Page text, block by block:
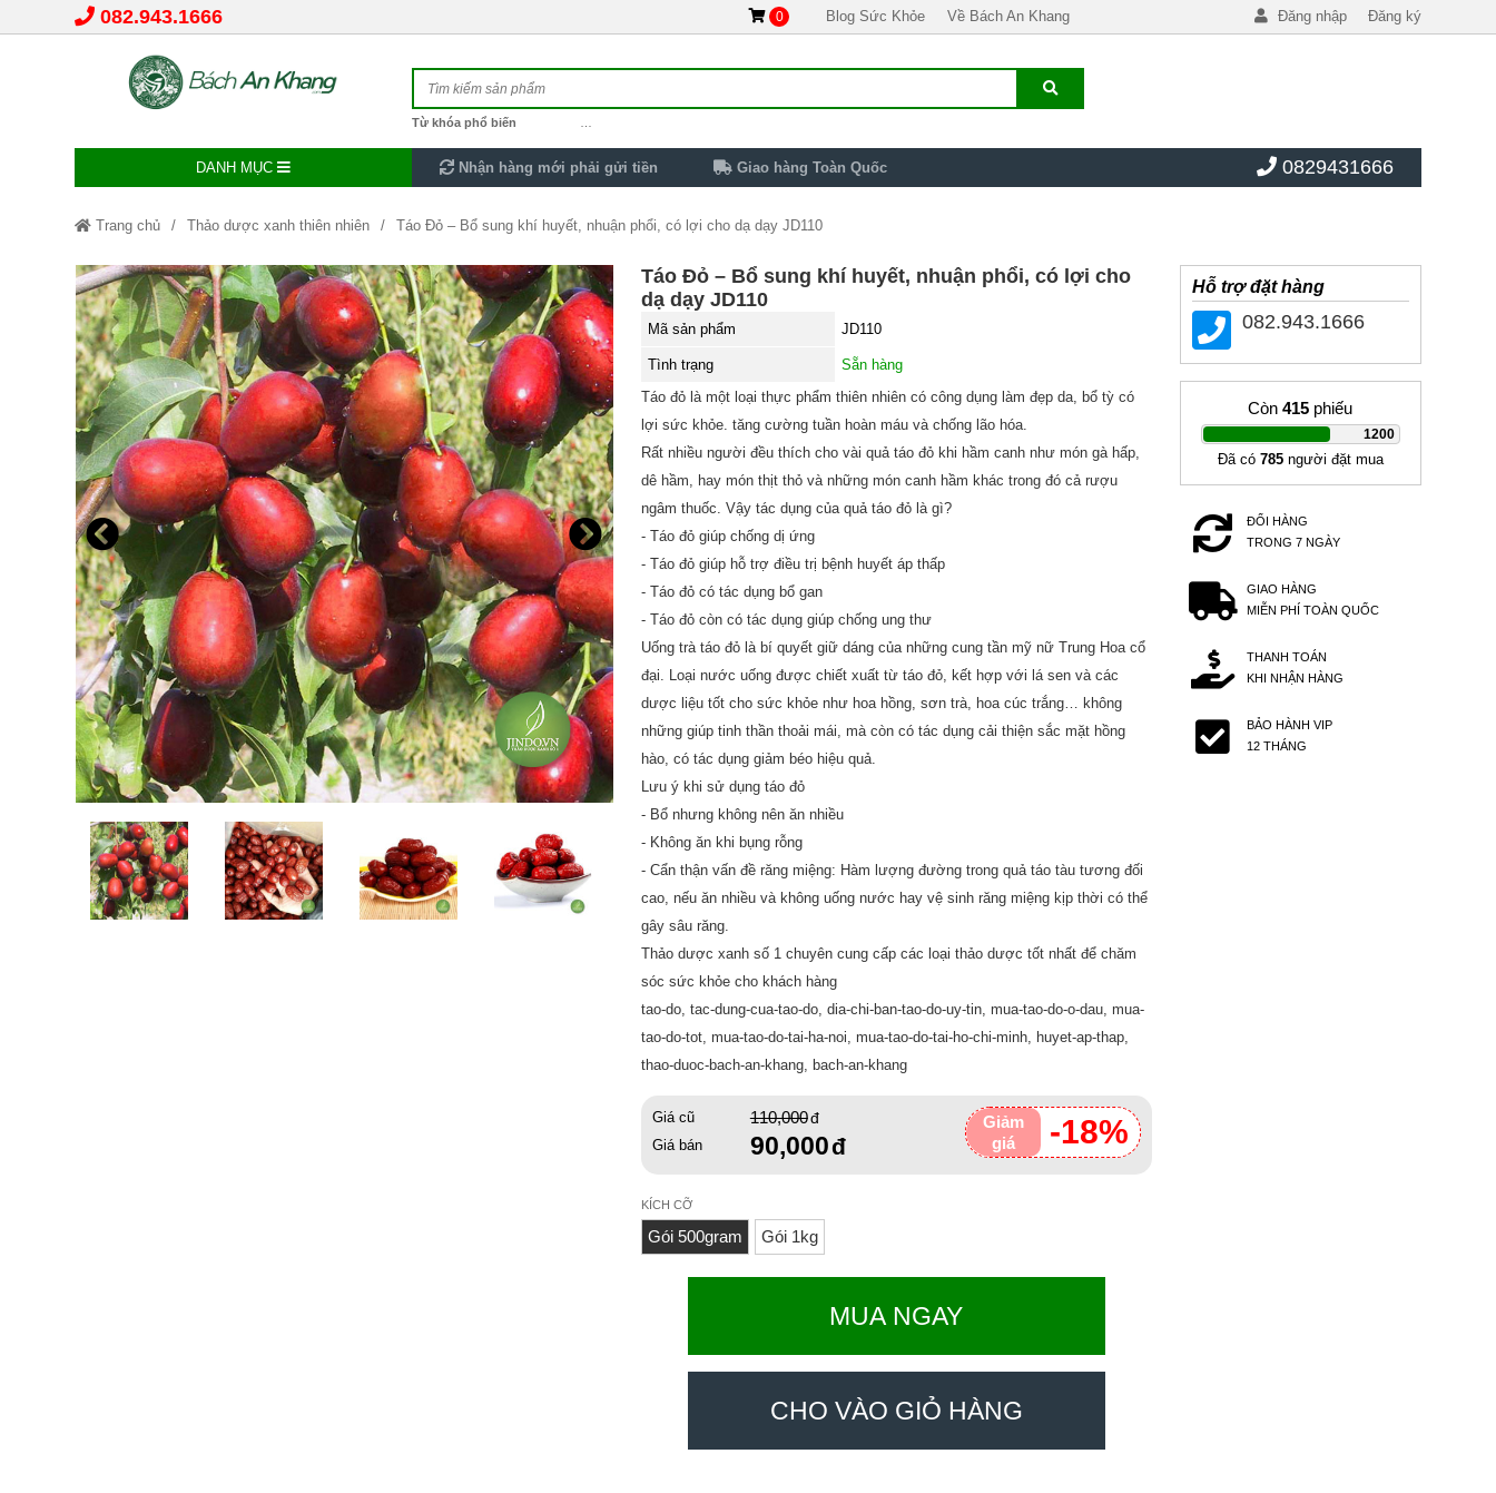
082.943.1666 0 Blog Sức Khỏe Về Bách An Khang Đăng nhập Đăng ký
Từ khóa phổ biến
DANH MỤC Nhận hàng mới phải gửi tiền Giao hàng Toàn Quốc 0829431666
Trang chủ Thảo dược xanh thiên nhiên Táo Đỏ – Bổ sung khí huyết, nhuận phổi, có lợi cho dạ dạy JD110
Táo Đỏ – Bổ sung khí huyết, nhuận phổi, có lợi cho
dạ dạy JD110
Mã sản phẩm JD110
Tình trạng
Sẵn hàng
Táo đỏ là một loại thực phẩm thiên nhiên có công dụng làm đẹp da, bổ tỳ có
lợi sức khỏe. tăng cường tuần hoàn máu và chống lão hóa.
Rất nhiều người đều thích cho vài quả táo đỏ khi hầm canh như món gà hấp,
dê hầm, hay món thịt thỏ và những món canh hầm khác trong đó cả rượu
ngâm thuốc. Vậy tác dụng của quả táo đỏ là gì?
- Táo đỏ giúp chống dị ứng
- Táo đỏ giúp hỗ trợ điều trị bệnh huyết áp thấp
- Táo đỏ có tác dụng bổ gan
- Táo đỏ còn có tác dụng giúp chống ung thư
Uống trà táo đỏ là bí quyết giữ dáng của những cung tần mỹ nữ Trung Hoa cổ
đại. Loại nước uống được chiết xuất từ táo đỏ, kết hợp với lá sen và các
dược liệu tốt cho sức khỏe như hoa hồng, sơn trà, hoa cúc trắng… không
những giúp tinh thần thoải mái, mà còn có tác dụng cải thiện sắc mặt hồng
hào, có tác dụng giảm béo hiệu quả.
Lưu ý khi sử dụng táo đỏ
- Bổ nhưng không nên ăn nhiều
- Không ăn khi bụng rỗng
- Cẩn thận vấn đề răng miệng: Hàm lượng đường trong quả táo tàu tương đối
cao, nếu ăn nhiều và không uống nước hay vệ sinh răng miệng kịp thời có thể
gây sâu răng.
Thảo dược xanh số 1 chuyên cung cấp các loại thảo dược tốt nhất để chăm
sóc sức khỏe cho khách hàng
tao-do, tac-dung-cua-tao-do, dia-chi-ban-tao-do-uy-tin, mua-tao-do-o-dau, mua-
tao-do-tot, mua-tao-do-tai-ha-noi, mua-tao-do-tai-ho-chi-minh, huyet-ap-thap,
thao-duoc-bach-an-khang, bach-an-khang
Giảm
giá
-18%
Giá cũ 110,000
Giá bán 90,000
KÍCH CỠ
Gói 500gram Gói 1kg
MUA NGAY
CHO VÀO GIỎ HÀNG
Hỗ trợ đặt hàng
082.943.1666
Còn415 phiếu
1200
|
Đã có 785người đặt mua
ĐỔI HÀNG
TRONG 7 NGÀY
GIAO HÀNG
MIỄN PHÍ TOÀN QUỐC
THANH TOÁN
KHI NHẬN HÀNG
BẢO HÀNH VIP
12 THÁNG